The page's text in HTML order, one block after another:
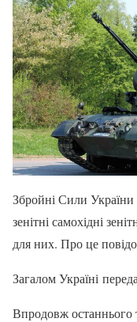
Збройні Сили
зенітні самохідні
для них. Про це
Загалом Україні
Впродовж останнього